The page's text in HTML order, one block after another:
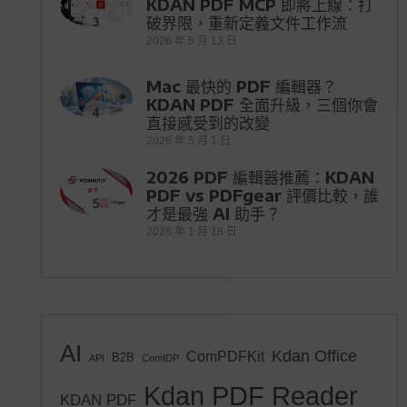
3
KDAN PDF MCP 即將上線：打
破界限，重新定義文件工作流
2026 年 5 月 13 日
4
Mac 最快的 PDF 編輯器？
KDAN PDF 全面升級，三個你會
直接感受到的改變
2026 年 5 月 1 日
5
2026 PDF 編輯器推薦：KDAN
PDF vs PDFgear 評價比較，誰
才是最強 AI 助手？
2026 年 1 月 18 日
AI API B2B ComIDP ComPDFKit Kdan Office
KDAN PDF Kdan PDF Reader